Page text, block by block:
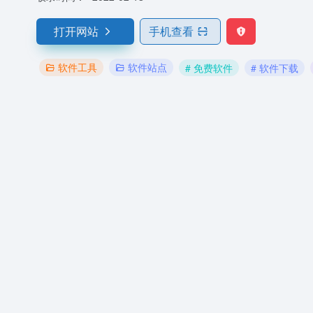
打开网站 手机查看
软件工具 软件站点 # 免费软件 # 软件下载